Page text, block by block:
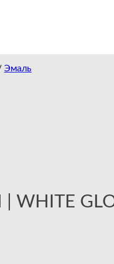
Эмаль
WHITE